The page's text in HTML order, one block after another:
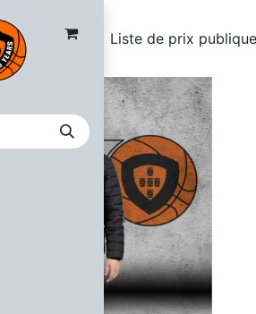
Liste de prix publique